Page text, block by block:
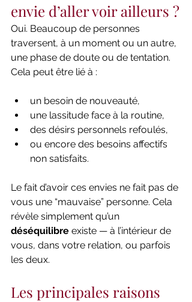
envie d’aller voir ailleurs ?
Oui. Beaucoup de personnes
traversent, à un moment ou un autre,
une phase de doute ou de tentation.
Cela peut être lié à :
un besoin de nouveauté,
une lassitude face à la routine,
des désirs personnels refoulés,
ou encore des besoins affectifs
non satisfaits.
Le fait d’avoir ces envies ne fait pas de
vous une “mauvaise” personne. Cela
révèle simplement qu’un
déséquilibre existe — à l’intérieur de
vous, dans votre relation, ou parfois
les deux.
Les principales raisons